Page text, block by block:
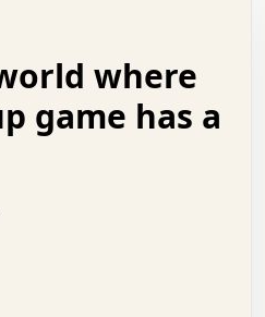
.   .   .   .   +   .   .
.   .   .   .   .   :   .
.   .   .   .   .   .   +
.   .   .   o   .   .
.   .   .   :   .   .   o
.   .   o   .   .   .
:   .   .   .   .   .
+   .   .   x   .   .
.   .   .   .   .   o
.   .   .   .   .   .   .
.   .   .   .   .   +   .
where
game has a